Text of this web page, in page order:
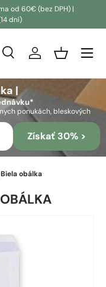
od 60€ (bez DPH) |
dní)
Vyhľadávanie
Prihlásiť sa
Košík
|
ponukách, bleskových
Získať 30% >
obálka